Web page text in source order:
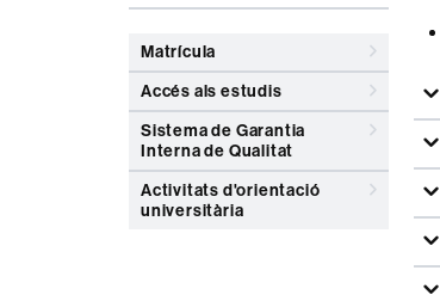
Matrícula
Accés als estudis
Sistema de Garantia
Interna de Qualitat
Activitats d'orientació
universitària